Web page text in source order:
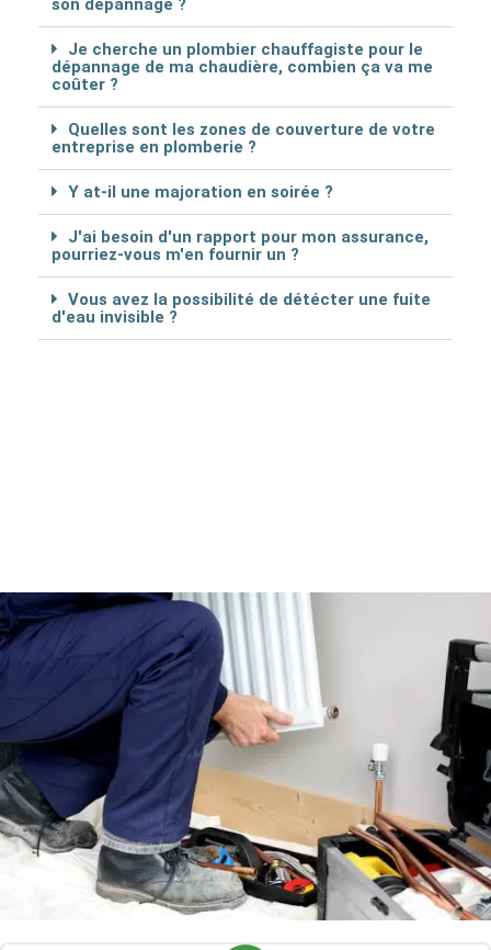
son dépannage ?
Je cherche un plombier chauffagiste pour le
dépannage de ma chaudière, combien ça va me
coûter ?
Quelles sont les zones de couverture de votre
entreprise en plomberie ?
Y at-il une majoration en soirée ?
J'ai besoin d'un rapport pour mon assurance,
pourriez-vous m'en fournir un ?
Vous avez la possibilité de détécter une fuite
d'eau invisible ?